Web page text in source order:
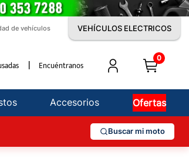
de vehículos VEHÍCULOS ELECTRICOS
Encuéntranos
0
Accesorios Ofertas
Buscar mi moto